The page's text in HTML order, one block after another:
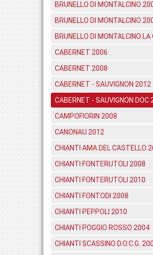
BRUNELLO DI MONTALCINO
BRUNELLO DI MONTALCINO
BRUNELLO DI MONTALCINO
CABERNET 2006
CABERNET 2008
CABERNET - SAUVIGNON 2012
CABERNET - SAUVIGNON DOC
CAMPOFIORIN 2008
CANONAU 2012
CHIANTI AMA DEL CASTELLO
CHIANTI FONTERUTOLI 2008
CHIANTI FONTERUTOLI 2010
CHIANTI FONTODI 2008
CHIANTI PEPPOLI 2010
CHIANTI POGGIO ROSSO 2004
CHIANTI SCASSINO D.O.C.G.